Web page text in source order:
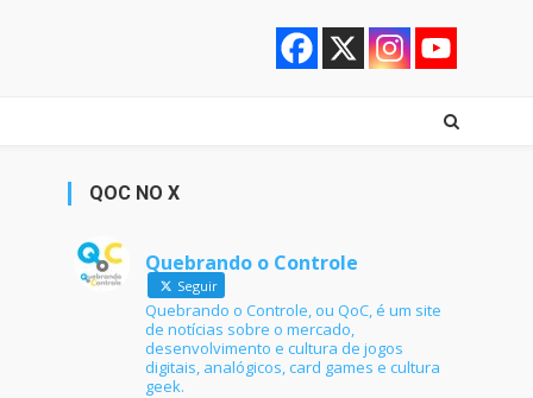
QOC NO X
Quebrando o Controle
Seguir
Quebrando o Controle, ou QoC, é um site
de notícias sobre o mercado,
desenvolvimento e cultura de jogos
digitais, analógicos, card games e cultura
geek.